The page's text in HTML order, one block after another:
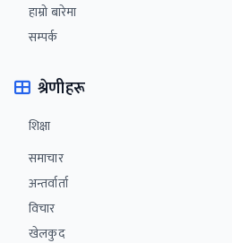
हाम्रो बारेमा
सम्पर्क
श्रेणीहरू
शिक्षा
समाचार
अन्तर्वार्ता
विचार‌
खेलकुद